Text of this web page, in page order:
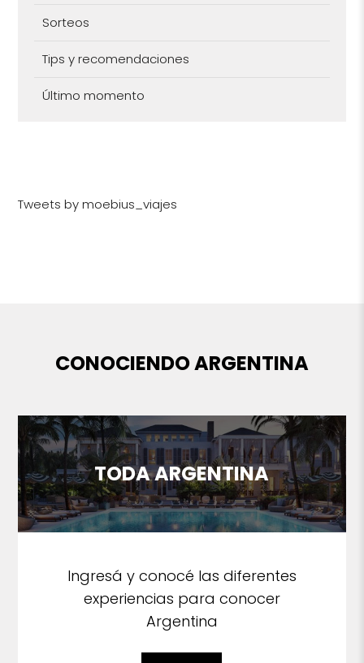
Sorteos
Tips y recomendaciones
Último momento
Tweets by moebius_viajes
CONOCIENDO ARGENTINA
TODA ARGENTINA
Ingresá y conocé las diferentes
experiencias para conocer
Argentina